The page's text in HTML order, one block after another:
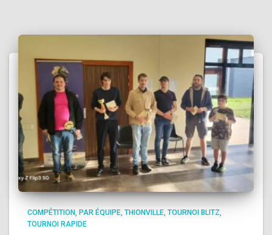
COMPÉTITION PAR ÉQUIPE THIONVILLE TOURNOI BLITZ
TOURNOI RAPIDE